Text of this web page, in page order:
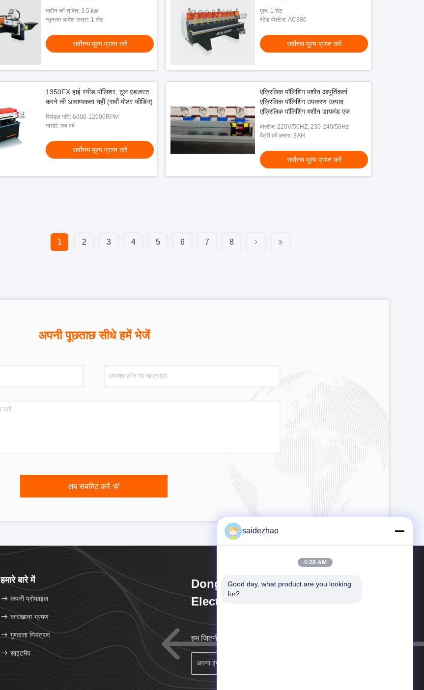
मशीन की शक्ति: 3.5 kw
न्यूनतम आदेश मात्रा: 1 सेट
सर्वोत्तम मूल्य प्राप्त करें
मूक: 1 सेट
रेटेड वोल्टेज: AC380
सर्वोत्तम मूल्य प्राप्त करें
1350FX हाई स्पीड पॉलिशर, टूल एडजस्ट
करने की आवश्यकता नहीं (सर्वो मोटर फीडिंग)
स्पिंडल गति: 6000-12000RPM
गारंटी: एक वर्ष
सर्वोत्तम मूल्य प्राप्त करें
एक्रिलिक पॉलिशिंग मशीन आपूर्तिकर्ता
एक्रिलिक पॉलिशिंग उपकरण उत्पाद
एक्रिलिक पॉलिशिंग मशीन डायमंड एज
वोल्टेज: 220V/50HZ, 230-240/50Hz
बैटरी की क्षमता: 3AH
सर्वोत्तम मूल्य प्राप्त करें
1 2 3 4 5 6 7 8
अपनी पूछताछ सीधे हमें भेजें
अब सबमिट करें
हमारे बारे में
कंपनी प्रोफाइल
कारखाना भ्रमण
गुणवत्ता नियंत्रण
साइटमैप
Dongguan Saide
Electromechanical Equipment Co.,
Ltd.
हम जितनी जल्दी हो सके आप के लिए वापस आ जाएगा.
saidezhao
4:28 AM
Good day, what product are you looking
for?